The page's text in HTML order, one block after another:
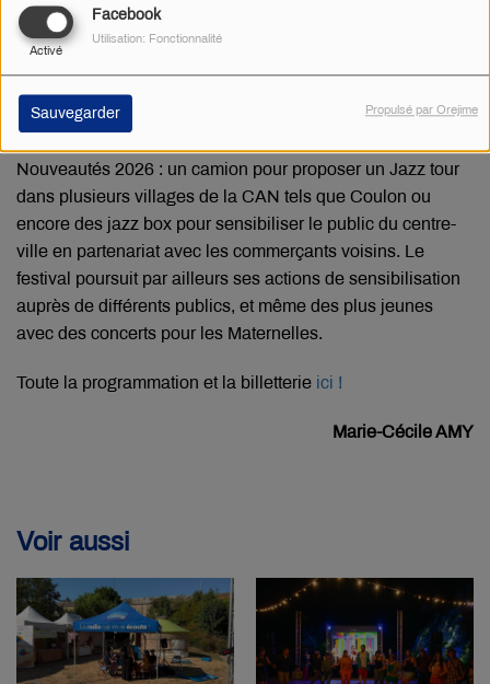
Facebook
Activé
Utilisation: Fonctionnalité
Sauvegarder Propulsé par Orejime
Nouveautés 2026 : un camion pour proposer un Jazz tour
dans plusieurs villages de la CAN tels que Coulon ou
encore des jazz box pour sensibiliser le public du centre-
ville en partenariat avec les commerçants voisins. Le
festival poursuit par ailleurs ses actions de sensibilisation
auprès de différents publics, et même des plus jeunes
avec des concerts pour les Maternelles.
Toute la programmation et la billetterie ici !
Marie-Cécile AMY
Voir aussi